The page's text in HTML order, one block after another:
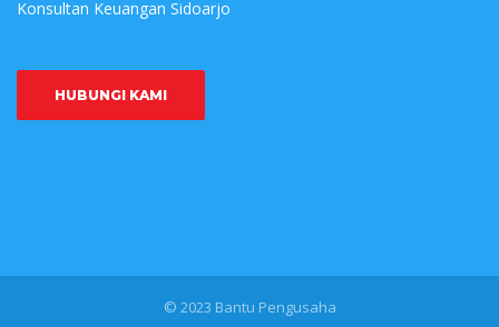
Konsultan Keuangan Sidoarjo
HUBUNGI KAMI
© 2023 Bantu Pengusaha